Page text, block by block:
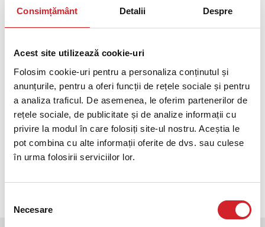
Consimțământ Detalii Despre
Acest site utilizează cookie-uri
Folosim cookie-uri pentru a personaliza conținutul și
anunțurile, pentru a oferi funcții de rețele sociale și pentru
a analiza traficul. De asemenea, le oferim partenerilor de
rețele sociale, de publicitate și de analize informații cu
privire la modul în care folosiți site-ul nostru. Aceștia le
pot combina cu alte informații oferite de dvs. sau culese
în urma folosirii serviciilor lor.
consimțământului
Necesare
Urmând ultimele tendințe și necesități ale
consumatorilor, Wood Shield Color Based este o
alegere ideală pentru orice proiect de bricolaj,
datorită aplicării sale ușoare.
Modificat cu nanotehnologie și 43% ingrediente pe
bază bio, Wood Shield Color Based este un alt
produs care demonstrează angajamentul KRAFT
Paints față de produsele cu caracteristici inovatoare